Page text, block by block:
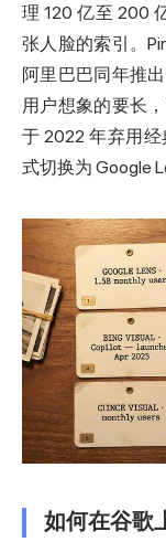
理 120 亿至 200
张人脸的索引。
阿里巴巴同年推
用户想象的要长
于 2022 年弃用
式切换为 Google
如何在谷歌